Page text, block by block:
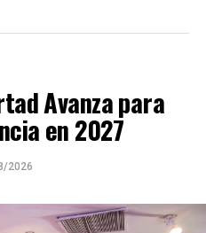
Avanza para
en 2027
2026